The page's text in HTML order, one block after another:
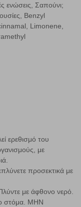
ενώσεις, Σαπούνι;
Benzyl
Limonene,
ερεθισμό του
με
προσεκτικά με
με άφθονο νερό.
στόμα. ΜΗΝ
αρχείων cookies,
σας ή/και της
Πάντα Ενεργό